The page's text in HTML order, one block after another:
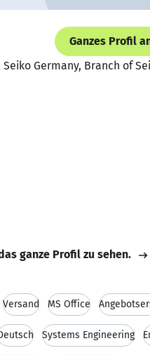
Ganzes Profil
Germany, Branch of
ganze Profil zu sehen.
Versand MS Office
Systems Engineering